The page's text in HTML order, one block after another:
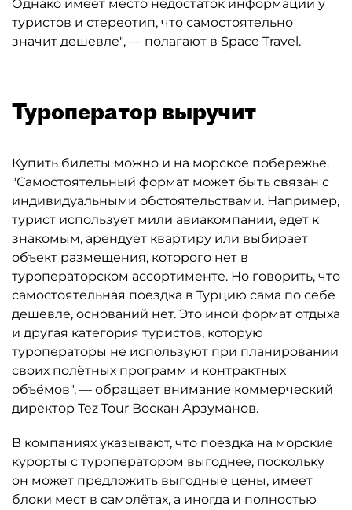
Однако имеет место недостаток информации у
туристов и стереотип, что самостоятельно
значит дешевле", — полагают в Space Travel.
Туроператор выручит
Купить билеты можно и на морское побережье.
"Самостоятельный формат может быть связан с
индивидуальными обстоятельствами. Например,
турист использует мили авиакомпании, едет к
знакомым, арендует квартиру или выбирает
объект размещения, которого нет в
туроператорском ассортименте. Но говорить, что
самостоятельная поездка в Турцию сама по себе
дешевле, оснований нет. Это иной формат отдыха
и другая категория туристов, которую
туроператоры не используют при планировании
своих полётных программ и контрактных
объёмов", — обращает внимание коммерческий
директор Tez Tour Воскан Арзуманов.
В компаниях указывают, что поездка на морские
курорты с туроператором выгоднее, поскольку
он может предложить выгодные цены, имеет
блоки мест в самолётах, а иногда и полностью